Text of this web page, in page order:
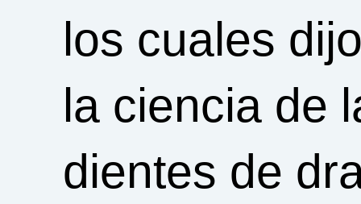
los cuales
la ciencia de
dientes de